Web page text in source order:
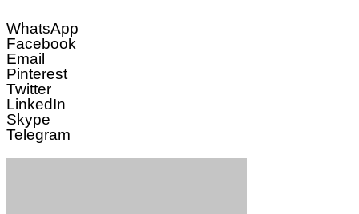
WhatsApp
Facebook
Email
Pinterest
Twitter
LinkedIn
Skype
Telegram